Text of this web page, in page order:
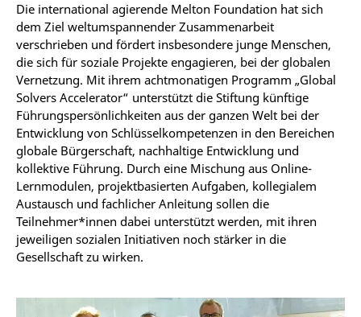
Die international agierende Melton Foundation hat sich
dem Ziel weltumspannender Zusammenarbeit
verschrieben und fördert insbesondere junge Menschen,
die sich für soziale Projekte engagieren, bei der globalen
Vernetzung. Mit ihrem achtmonatigen Programm „Global
Solvers Accelerator“ unterstützt die Stiftung künftige
Führungspersönlichkeiten aus der ganzen Welt bei der
Entwicklung von Schlüsselkompetenzen in den Bereichen
globale Bürgerschaft, nachhaltige Entwicklung und
kollektive Führung. Durch eine Mischung aus Online-
Lernmodulen, projektbasierten Aufgaben, kollegialem
Austausch und fachlicher Anleitung sollen die
Teilnehmer*innen dabei unterstützt werden, mit ihren
jeweiligen sozialen Initiativen noch stärker in die
Gesellschaft zu wirken.